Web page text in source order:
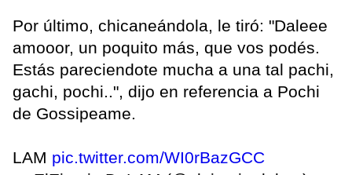
Por último, chicaneándola, le tiró: "Daleee
amooor, un poquito más, que vos podés.
Estás pareciendote mucha a una tal pachi,
gachi, pochi..", dijo en referencia a Pochi
de Gossipeame.
LAM pic.twitter.com/WI0rBazGCC